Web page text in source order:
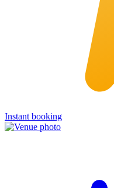
Instant booking